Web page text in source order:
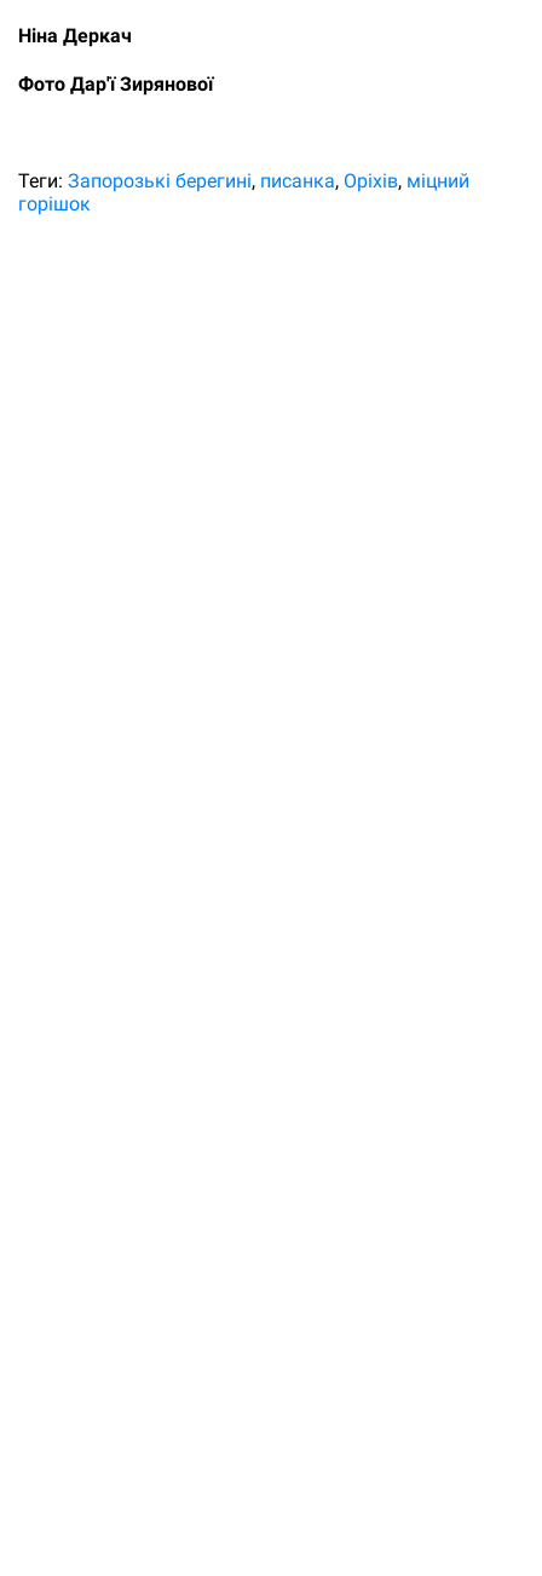
Ніна Деркач
Фото Дар'ї Зирянової
Теги: Запорозькі берегині писанка Оріхів міцний
горішок